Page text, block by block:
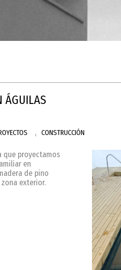
ÁGUILAS
, CONSTRUCCIÓN
que proyectamos
en
de pino
exterior.